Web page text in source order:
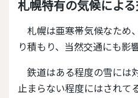
札幌特有の気候によ
札幌は亜寒帯気候なため、冬は極寒となる。雪も降
り積もり、当然交通にも影
鉄道はある程度の雪には対応し、ちょっとの雪では
止まらない程度にはされて